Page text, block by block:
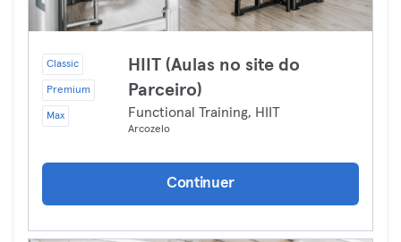
Classic
Premium
Max
HIIT (Aulas no site do
Parceiro)
Functional Training, HIIT
Arcozelo
Continuer